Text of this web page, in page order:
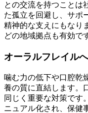
との交流を持つことは
た孤立を回避し、サポ
精神的な支えにもなり
どの地域拠点も有効で
オーラルフレイル
噛む力の低下や口腔乾
養の質に直結します。
同じく重要な対策です
ニュアル化され、保健